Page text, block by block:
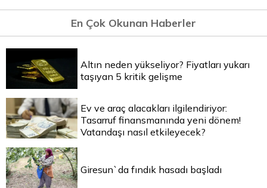
En Çok Okunan Haberler
Altın neden yükseliyor? Fiyatları yukarı
taşıyan 5 kritik gelişme
Ev ve araç alacakları ilgilendiriyor:
Tasarruf finansmanında yeni dönem!
Vatandaşı nasıl etkileyecek?
Giresun`da fındık hasadı başladı